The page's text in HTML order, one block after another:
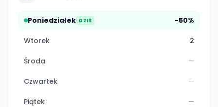
Poniedziałek DZIŚ -50%
Wtorek 2
Środa —
Czwartek —
Piątek —